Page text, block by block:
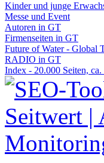
Kinder und junge
Messe und Event
Autoren in GT
Firmenseiten in GT
Future of Water - Global
RADIO in GT
Index - 20.000 Seiten,